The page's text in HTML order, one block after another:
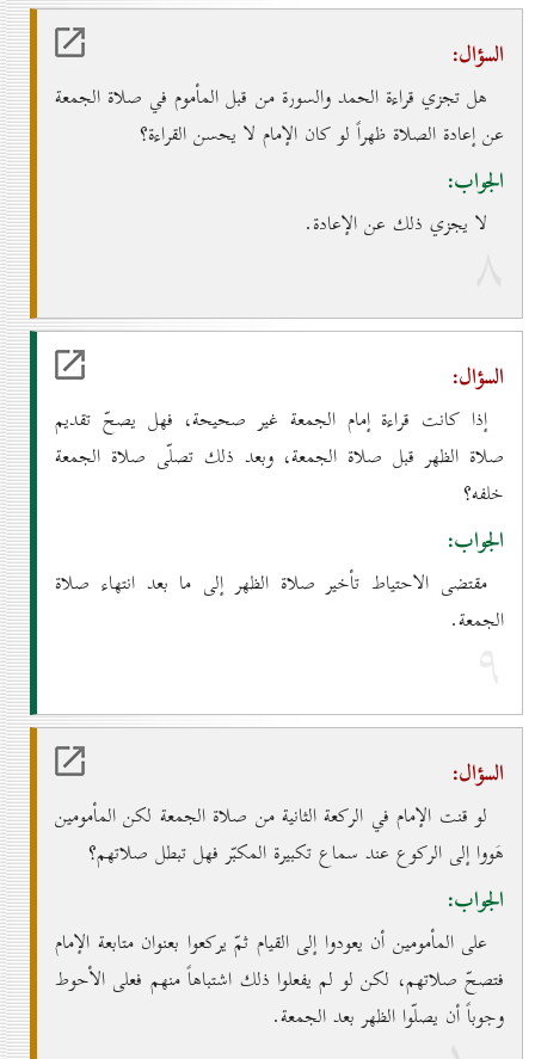
السؤال:
هل تجزي قراءة الحمد والسورة من قبل المأموم في صلاة الجمعة
عن إعادة الصلاة ظهراً لو كان الإمام لا يحسن القراءة؟
الجواب:
لا يجزي ذلك عن الإعادة.
۸
السؤال:
إذا كانت قراءة إمام الجمعة غير صحيحة، فهل يصحّ تقديم
صلاة الظهر قبل صلاة الجمعة، وبعد ذلك تصلّى صلاة الجمعة
خلفه؟
الجواب:
مقتضى الاحتياط تأخير صلاة الظهر إلى ما بعد انتهاء صلاة
الجمعة.
۹
السؤال:
لو قنت الإمام في الركعة الثانية من صلاة الجمعة لكن المأمومين
هَووا إلى الركوع عند سماع تكبيرة المكبّر فهل تبطل صلاتهم؟
الجواب:
على المأمومين أن يعودوا إلى القيام ثمّ يركعوا بعنوان متابعة الإمام
فتصحّ صلاتهم، لكن لو لم يفعلوا ذلك اشتباهاً منهم فعلى الأحوط
وجوباً أن يصلّوا الظهر بعد الجمعة.